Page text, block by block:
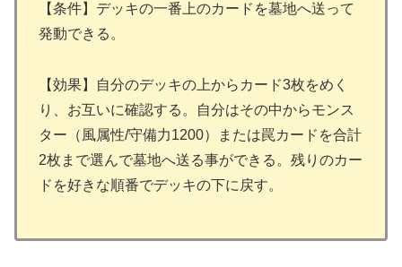
【条件】デッキの一番上のカードを墓地へ送って
発動できる。
【効果】自分のデッキの上からカード3枚をめく
り、お互いに確認する。自分はその中からモンス
ター（風属性/守備力1200）または罠カードを合計
2枚まで選んで墓地へ送る事ができる。残りのカー
ドを好きな順番でデッキの下に戻す。